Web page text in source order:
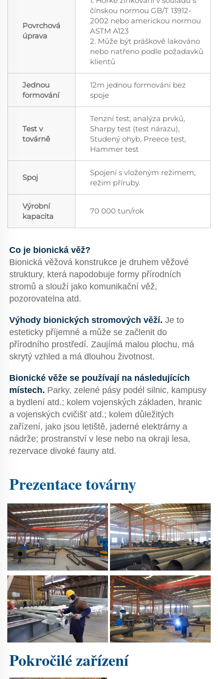
Povrchová
úprava
čínskou normou GB/T 13912-
2002 nebo americkou normou
ASTM A123
2. Může být práškově lakováno
nebo natřeno podle požadavků
klientů
Jednou
formování
12m jednou formování bez
spoje
Test v
továrně
Tenzní test, analýza prvků,
Sharpy test (test nárazu),
Studený ohyb, Preece test,
Hammer test
Spoj
Spojení s vloženým režimem,
režim příruby.
Výrobní
kapacita
70 000 tun/rok
Co je bionická věž?
Bionická věžová konstrukce je druhem věžové
struktury, která napodobuje formy přírodních
stromů a slouží jako komunikační věž,
pozorovatelna atd.
Výhody bionických stromových věží. Je to
esteticky příjemné a může se začlenit do
přírodního prostředí. Zaujímá malou plochu, má
skrytý vzhled a má dlouhou životnost.
Bionické věže se používají na následujících
místech. Parky, zelené pásy podél silnic, kampusy
a bydlení atd.; kolem vojenských základen, hranic
a vojenských cvičišť atd.; kolem důležitých
zařízení, jako jsou letiště, jaderné elektrárny a
nádrže; prostranství v lese nebo na okraji lesa,
rezervace divoké fauny atd.
Prezentace továrny
Pokročilé zařízení